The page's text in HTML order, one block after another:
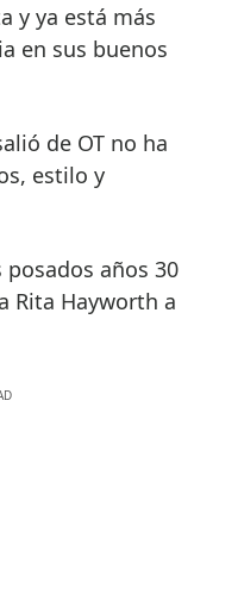
y ya está más
en sus buenos
de OT no ha
estilo y
posados años 30
Rita Hayworth a